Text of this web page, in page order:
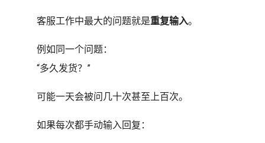
客服工作中最大的问题就是重复输入。
例如同一个问题：
“多久发货？”
可能一天会被问几十次甚至上百次。
如果每次都手动输入回复：